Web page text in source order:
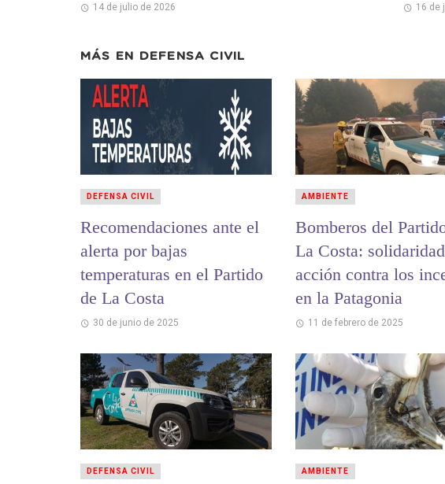
14 de julio de 2026 16 de
MÁS EN DEFENSA CIVIL
Recomendaciones ante el
alerta por bajas
temperaturas en el Partido
de La Costa
30 de junio de 2025
DEFENSA CIVIL
Bomberos del
La Costa:
acción contra los
en la Patagonia
11 de febrero de 2025
AMBIENTE
DEFENSA CIVIL AMBIENTE